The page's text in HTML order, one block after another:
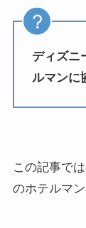
ディズニ
ルマンに
この記事で
のホテルマ